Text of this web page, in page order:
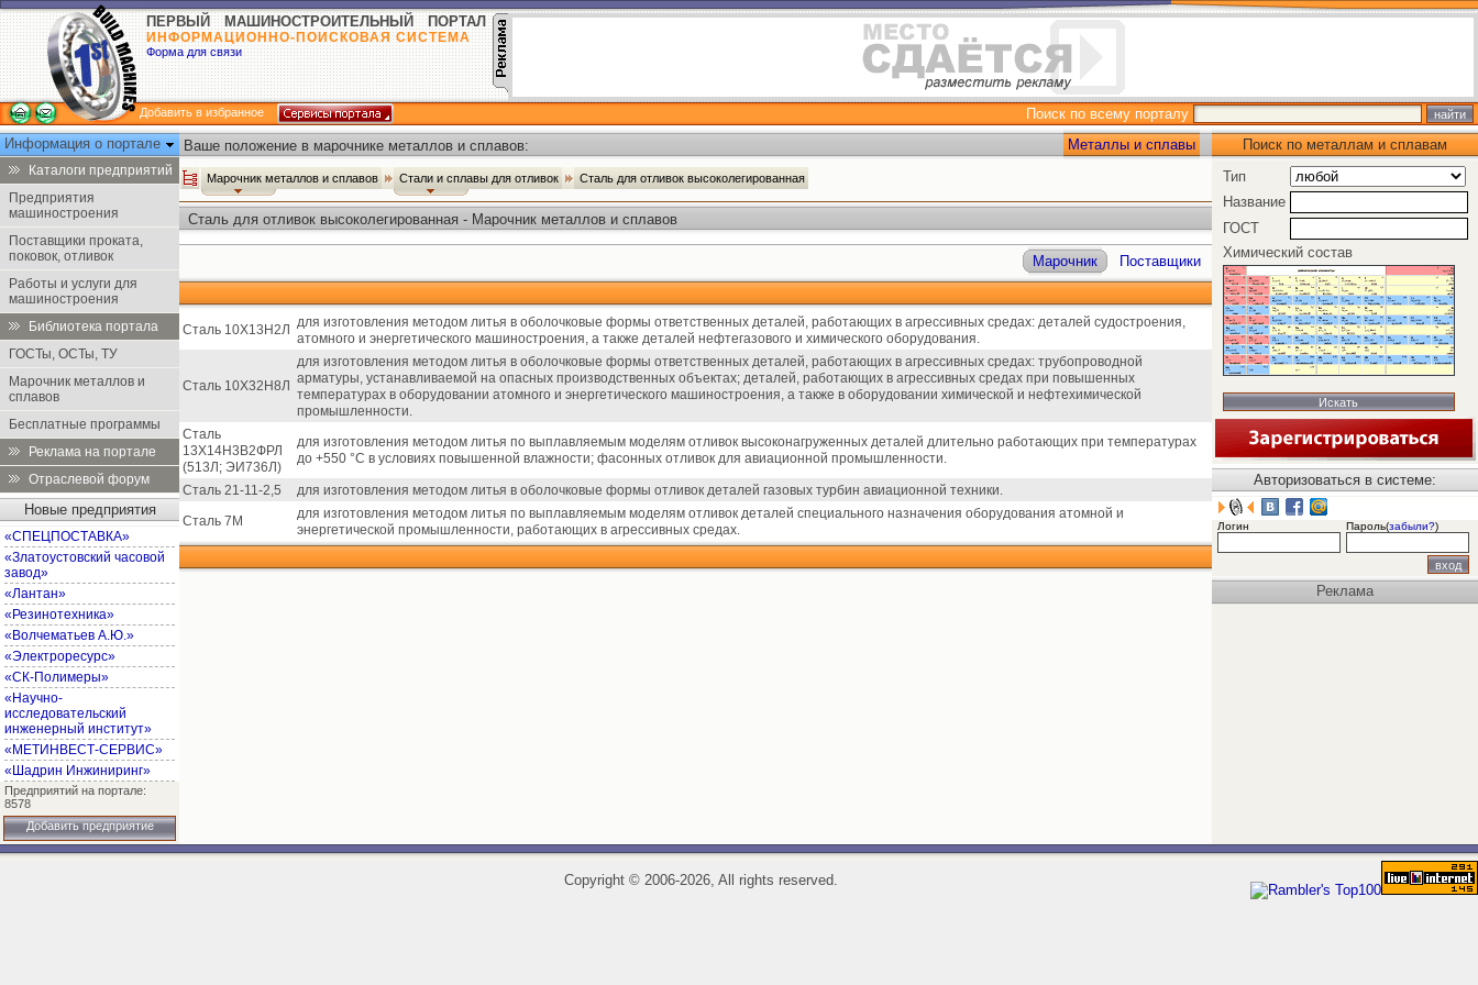
ПЕРВЫЙ МАШИНОСТРОИТЕЛЬНЫЙ ПОРТАЛ
ИНФОРМАЦИОННО-ПОИСКОВАЯ СИСТЕМА
Форма для связи
Добавить в избранное
Поиск по всему порталу
Информация о портале
Каталоги предприятий
Предприятия
машиностроения
Поставщики проката,
поковок, отливок
Работы и услуги для
машиностроения
Библиотека портала
ГОСТы, ОСТы, ТУ
Марочник металлов и
сплавов
Бесплатные программы
Реклама на портале
Отраслевой форум
Новые предприятия
«СПЕЦПОСТАВКА»
«Златоустовский часовой
завод»
«Лантан»
«Резинотехника»
«Волчематьев А.Ю.»
«Электроресурс»
«СК-Полимеры»
«Научно-
исследовательский
инженерный институт»
«МЕТИНВЕСТ-СЕРВИС»
«Шадрин Инжиниринг»
Предприятий на портале:
8578
Добавить предприятие
Ваше положение в марочнике металлов и сплавов: Металлы и сплавы
Марочник металлов и сплавов Стали и сплавы для отливок Сталь для отливок высоколегированная
Сталь для отливок высоколегированная - Марочник металлов и сплавов
Марочник Поставщики
Сталь 10Х13Н2Л для изготовления методом литья в оболочковые формы ответственных деталей, работающих в агрессивных средах: деталей судостроения,
атомного и энергетического машиностроения, а также деталей нефтегазового и химического оборудования.
Сталь 10Х32Н8Л
для изготовления методом литья в оболочковые формы ответственных деталей, работающих в агрессивных средах: трубопроводной
арматуры, устанавливаемой на опасных производственных объектах; деталей, работающих в агрессивных средах при повышенных
температурах в оборудовании атомного и энергетического машиностроения, а также в оборудовании химической и нефтехимической
промышленности.
Сталь
13Х14Н3В2ФРЛ
(513Л; ЭИ736Л)
для изготовления методом литья по выплавляемым моделям отливок высоконагруженных деталей длительно работающих при температурах
до +550 °С в условиях повышенной влажности; фасонных отливок для авиационной промышленности.
Сталь 21-11-2,5
для изготовления методом литья в оболочковые формы отливок деталей газовых турбин авиационной техники.
Сталь 7М
для изготовления методом литья по выплавляемым моделям отливок деталей специального назначения оборудования атомной и
энергетической промышленности, работающих в агрессивных средах.
Поиск по металлам и сплавам
Тип
Название
ГОСТ
Химический состав
Авторизоваться в системе:
Логин Пароль(забыли?)
Реклама
Copyright ©2006-2026, All rights reserved.